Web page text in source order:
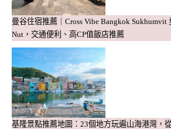
曼谷住宿推薦｜Cross Vibe Bangkok Sukhumvit
Nut，交通便利、高CP值飯店推薦
基隆景點推薦地圖：23個地方玩遍山海港灣，